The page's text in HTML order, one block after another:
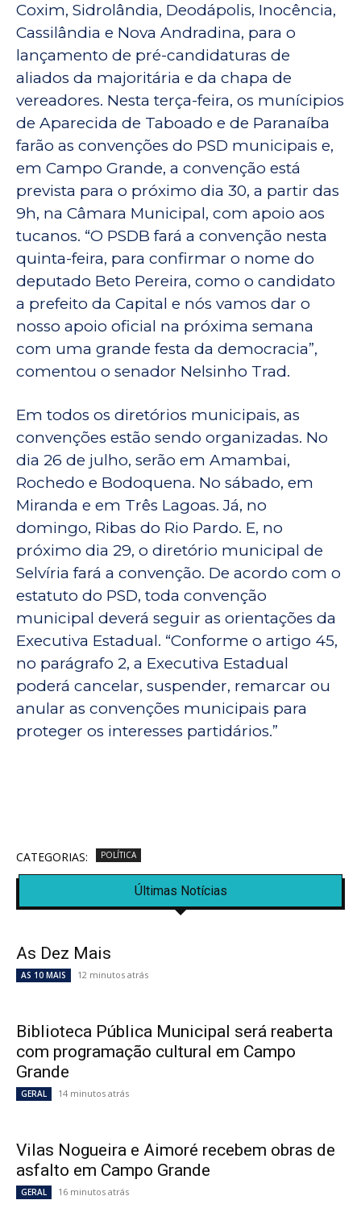
Coxim, Sidrolândia, Deodápolis, Inocência,
Cassilândia e Nova Andradina, para o
lançamento de pré-candidaturas de
aliados da majoritária e da chapa de
vereadores. Nesta terça-feira, os munícipios
de Aparecida de Taboado e de Paranaíba
farão as convenções do PSD municipais e,
em Campo Grande, a convenção está
prevista para o próximo dia 30, a partir das
9h, na Câmara Municipal, com apoio aos
tucanos. “O PSDB fará a convenção nesta
quinta-feira, para confirmar o nome do
deputado Beto Pereira, como o candidato
a prefeito da Capital e nós vamos dar o
nosso apoio oficial na próxima semana
com uma grande festa da democracia”,
comentou o senador Nelsinho Trad.
Em todos os diretórios municipais, as
convenções estão sendo organizadas. No
dia 26 de julho, serão em Amambai,
Rochedo e Bodoquena. No sábado, em
Miranda e em Três Lagoas. Já, no
domingo, Ribas do Rio Pardo. E, no
próximo dia 29, o diretório municipal de
Selvíria fará a convenção. De acordo com o
estatuto do PSD, toda convenção
municipal deverá seguir as orientações da
Executiva Estadual. “Conforme o artigo 45,
no parágrafo 2, a Executiva Estadual
poderá cancelar, suspender, remarcar ou
anular as convenções municipais para
proteger os interesses partidários.”
CATEGORIAS: POLÍTICA
Últimas Notícias
As Dez Mais
AS 10 MAIS 12 minutos atrás
Biblioteca Pública Municipal será reaberta
com programação cultural em Campo
Grande
GERAL 14 minutos atrás
Vilas Nogueira e Aimoré recebem obras de
asfalto em Campo Grande
GERAL 16 minutos atrás